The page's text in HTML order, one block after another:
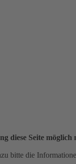
diese Seite möglich
bitte die